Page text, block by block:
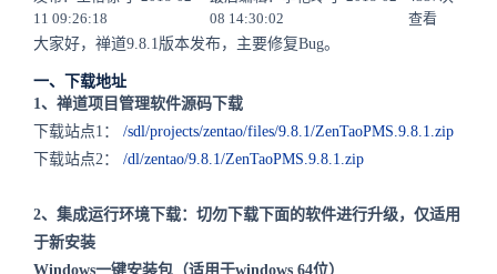
11 09:26:18
08 14:30:02
查看
大家好，禅道9.8.1版本发布，主要修复Bug。
一、下载地址
1、禅道项目管理软件源码下载
下载站点1： /sdl/projects/zentao/files/9.8.1/ZenTaoPMS.9.8.1.zip
下载站点2： /dl/zentao/9.8.1/ZenTaoPMS.9.8.1.zip
2、集成运行环境下载：切勿下载下面的软件进行升级，仅适用
于新安装
Windows一键安装包（适用于windows 64位）